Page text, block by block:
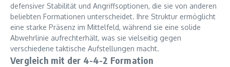
defensiver Stabilität und Angriffsoptionen, die sie von anderen
beliebten Formationen unterscheidet. Ihre Struktur ermöglicht
eine starke Präsenz im Mittelfeld, während sie eine solide
Abwehrlinie aufrechterhält, was sie vielseitig gegen
verschiedene taktische Aufstellungen macht.
Vergleich mit der 4-4-2 Formation